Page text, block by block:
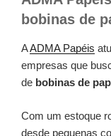
bobinas de
AADMA Papéis
empresas que
de bobinas de
Com um estoque
desde pequenas